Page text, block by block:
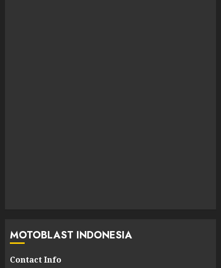
MOTOBLAST INDONESIA
Contact Info